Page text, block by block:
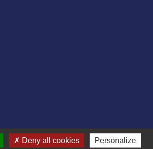
Deny all cookies Personalize